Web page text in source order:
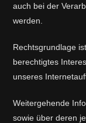
auch bei der
werden.
Rechtsgrundlage
berechtigtes
unseres
Weitergehende
sowie über deren